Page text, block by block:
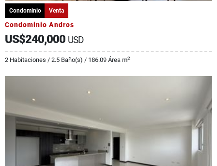
Condominio Venta
Condominio Andros
US$240,000 USD
2 Habitaciones / 2.5 Baño(s) / 186.09 Área m2